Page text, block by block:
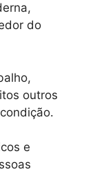
do
outros
e